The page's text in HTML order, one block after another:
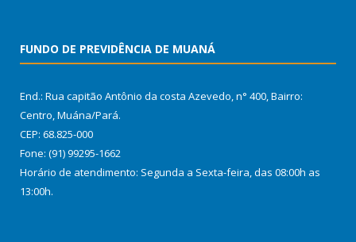
FUNDO DE PREVIDÊNCIA DE MUANÁ
End.: Rua capitão Antônio da costa Azevedo, n° 400, Bairro:
Centro, Muána/Pará.
CEP: 68.825-000
Fone: (91) 99295-1662
Horário de atendimento: Segunda a Sexta-feira, das 08:00h as
13:00h.